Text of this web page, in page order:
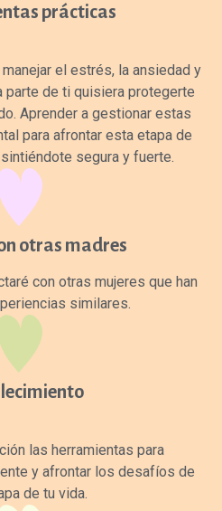
prácticas
el estrés, la ansiedad y
parte de ti quisiera protegerte
Aprender a gestionar estas
para afrontar esta etapa de
segura y fuerte.
otras madres
con otras mujeres que han
similares.
las herramientas para
y afrontar los desafíos de
de tu vida.